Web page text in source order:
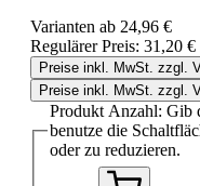
Varianten ab 24,96 €
Regulärer Preis: 31,20 €
Preise inkl. MwSt. zzgl.
Preise inkl. MwSt. zzgl.
Produkt Anzahl: Gib
benutze die
oder zu reduzieren.